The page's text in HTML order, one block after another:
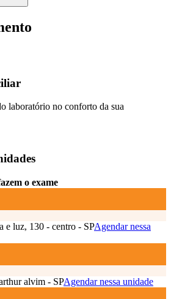
laboratório no conforto da sua
o exame
e luz, 130 - centro - SPAgendar nessa
alvim - SPAgendar nessa unidade